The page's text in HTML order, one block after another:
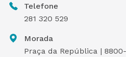
Telefone
281 320 529
Morada
Praça da República |